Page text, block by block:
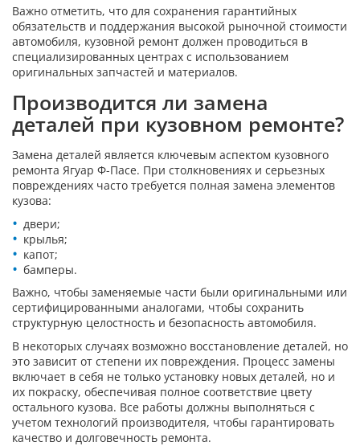
Важно отметить, что для сохранения гарантийных
обязательств и поддержания высокой рыночной стоимости
автомобиля, кузовной ремонт должен проводиться в
специализированных центрах с использованием
оригинальных запчастей и материалов.
Производится ли замена
деталей при кузовном ремонте?
Замена деталей является ключевым аспектом кузовного
ремонта Ягуар Ф-Пасе. При столкновениях и серьезных
повреждениях часто требуется полная замена элементов
кузова:
двери;
крылья;
капот;
бамперы.
Важно, чтобы заменяемые части были оригинальными или
сертифицированными аналогами, чтобы сохранить
структурную целостность и безопасность автомобиля.
В некоторых случаях возможно восстановление деталей, но
это зависит от степени их повреждения. Процесс замены
включает в себя не только установку новых деталей, но и
их покраску, обеспечивая полное соответствие цвету
остального кузова. Все работы должны выполняться с
учетом технологий производителя, чтобы гарантировать
качество и долговечность ремонта.